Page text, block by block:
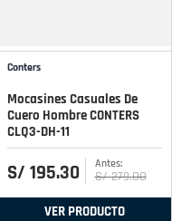
Conters
Mocasines Casuales De
Cuero Hombre CONTERS
CLQ3-DH-11
S/ 195.30 S/ 279.00
VER PRODUCTO